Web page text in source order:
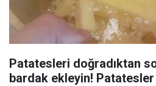
Patatesleri doğradıktan
bardak ekleyin! Patatesler